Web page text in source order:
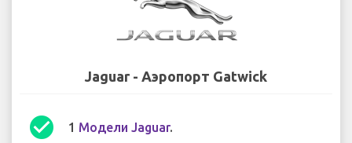
Jaguar - Аэропорт Gatwick
check_circle 1 Модели Jaguar.